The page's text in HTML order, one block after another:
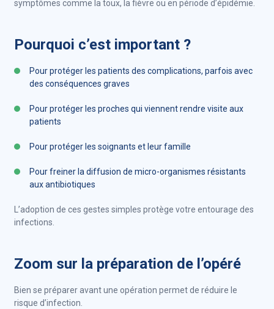
symptômes comme la toux, la fièvre ou en période d’épidémie.
Pourquoi c’est important ?
Pour protéger les patients des complications, parfois avec
des conséquences graves
Pour protéger les proches qui viennent rendre visite aux
patients
Pour protéger les soignants et leur famille
Pour freiner la diffusion de micro-organismes résistants
aux antibiotiques
L’adoption de ces gestes simples protège votre entourage des
infections.
Zoom sur la préparation de l’opéré
Bien se préparer avant une opération permet de réduire le
risque d’infection.